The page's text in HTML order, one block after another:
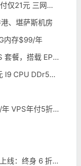
LOCVPS 香港VPS限时特惠：7折后月付仅21元 三网优化BGP线路 可选原生IP
、堪萨斯机房
内存$99/年
马来西亚主机商 SVR4U 推出年付 VPS 套餐，搭载 EPYC/至强铂金，支持支付宝
DediRock 新上高性能VPS 年付25美元 I9 CPU DDr5内存 纽约机房
HawkHost/老鹰主机 虚拟主机3折$19/年 VPS年付5折$25/年
AirNode 荷兰阿姆斯特丹 NVMe VPS 上线：终身 6 折，€1.99/月起，2.5Tbit/s DDoS 防护